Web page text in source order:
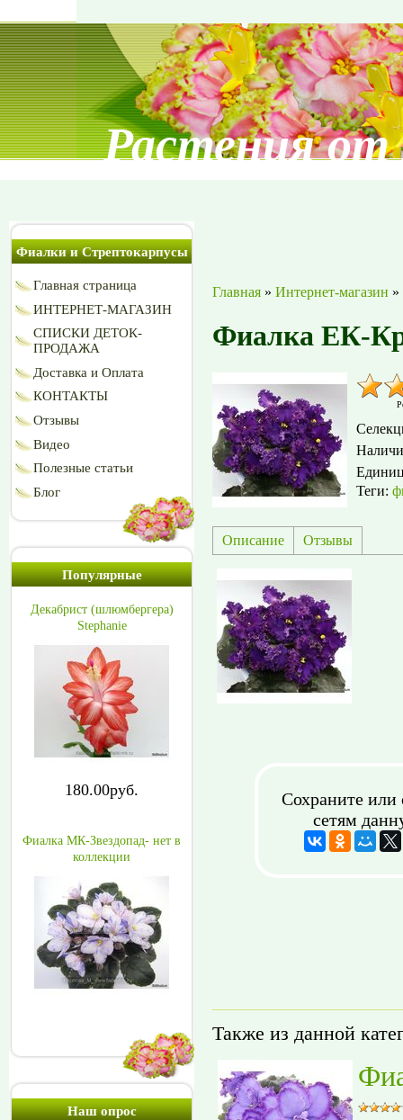
Растения
Фиалки и Стрептокарпусы
Главная страница
ИНТЕРНЕТ-МАГАЗИН
СПИСКИ ДЕТОК-
ПРОДАЖА
Доставка и Оплата
КОНТАКТЫ
Отзывы
Видео
Полезные статьи
Блог
Популярные
Декабрист (шлюмбергера)
Stephanie
180.00руб.
Фиалка МК-Звездопад- нет в
коллекции
Наш опрос
Главная » Интернет-магазин »
Фиалка ЕК-
Теги:
Описание Отзывы
Сохраните или
сетям
Также из данной